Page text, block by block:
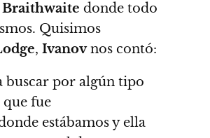
Braithwaite donde todo
Quisimos
, Ivanovnos contó:
buscar por algún tipo
fue
estábamos y ella